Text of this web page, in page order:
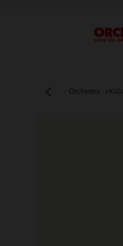
Menú
Orchestra Kids